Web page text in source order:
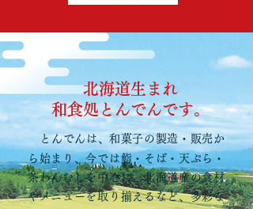
北海道生まれ
​和食処とんでんです。
とんでんは、和菓子の製造・販売か
ら始まり、今では鮨・そば・天ぷら・
茶わんむしを中心に、北海道産の食材
やメニューを取り揃えるなど、多彩な